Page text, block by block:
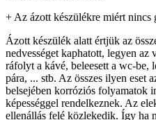
+ Az ázott készülékre miért nincs
Ázott készülék alatt értjük az
nedvességet kaphatott, legyen az
ráfolyt a kávé, beleesett a wc-be,
pára, ... stb. Az összes ilyen eset
belsejében korróziós folyamatok
képességgel rendelkeznek. Az
ellenállás felé közlekedik. Így ha